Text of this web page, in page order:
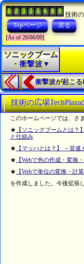
技術
Topページ
戻る
[As of 26/06/09]
ソニックブーム
・衝撃波▼
衝撃波が起こる
技術の広場
このホームページでは、さ
★ 【ソニックブームとは
と仕組み
★ 【マッハとは？】 －音
★ 【Webで色の作成・変換
★ 【Webで単位の変換・計
を作成しました。今後拡張